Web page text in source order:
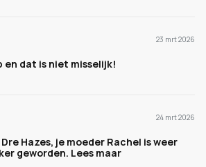
23 mrt 2026
en dat is niet misselijk!
24 mrt 2026
Hazes, je moeder Rachel is weer
geworden. Lees maar